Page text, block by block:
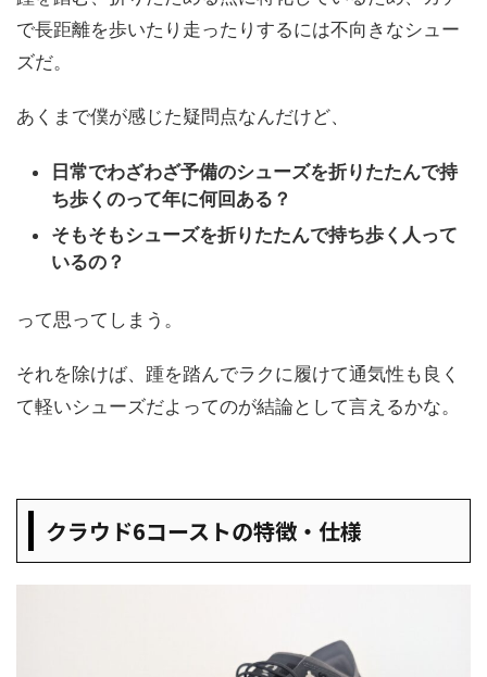
で長距離を歩いたり走ったりするには不向きなシュー
ズだ。
あくまで僕が感じた疑問点なんだけど、
日常でわざわざ予備のシューズを折りたたんで持
ち歩くのって年に何回ある？
そもそもシューズを折りたたんで持ち歩く人って
いるの？
って思ってしまう。
それを除けば、踵を踏んでラクに履けて通気性も良く
て軽いシューズだよってのが結論として言えるかな。
クラウド6コーストの特徴・仕様